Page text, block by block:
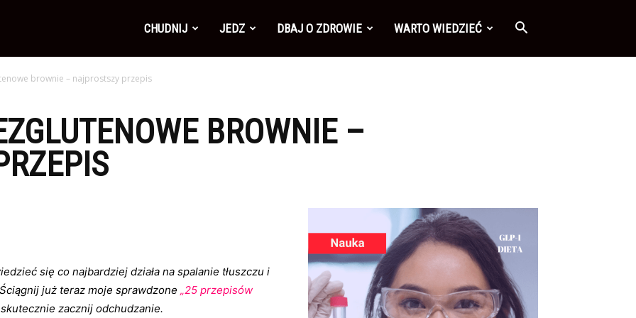
CHUDNIJ JEDZ DBAJ O ZDROWIE WARTO WIEDZIEĆ
brownie – najprostszy przepis
BROWNIE –
się co najbardziej działa na spalanie tłuszczu i
Ściągnij już teraz moje sprawdzone „25 przepisów
zacznij odchudzanie.